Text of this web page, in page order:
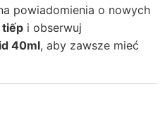
powiadomienia o nowych
tiếp i obserwuj
40ml, aby zawsze mieć